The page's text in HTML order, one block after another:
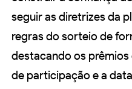
seguir as diretrizes da
regras do sorteio de
destacando os
de participação e a